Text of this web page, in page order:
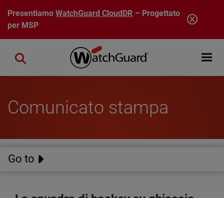
Salta al contenuto principale
PresentiamoWatchGuard CloudDR – Progettato
per MSP
Open
Close search
Comunicato stampa
Go to